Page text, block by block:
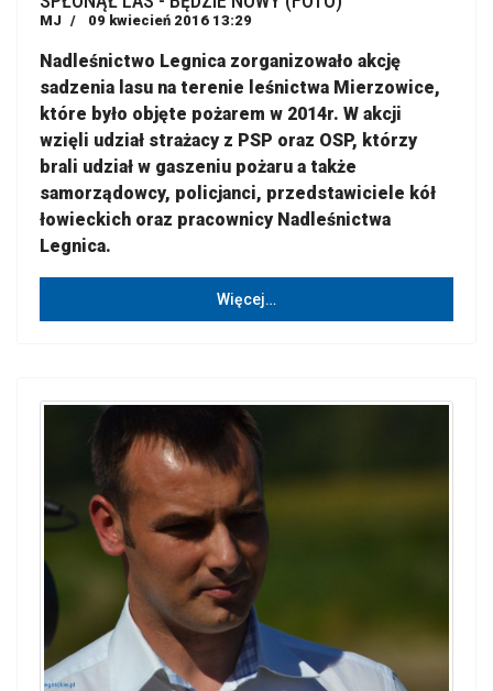
MJ 09 kwiecień 2016 13:29
Nadleśnictwo Legnica zorganizowało akcję
sadzenia lasu na terenie leśnictwa Mierzowice,
które było objęte pożarem w 2014r. W akcji
wzięli udział strażacy z PSP oraz OSP, którzy
brali udział w gaszeniu pożaru a także
samorządowcy, policjanci, przedstawiciele kół
łowieckich oraz pracownicy Nadleśnictwa
Legnica.
Więcej…